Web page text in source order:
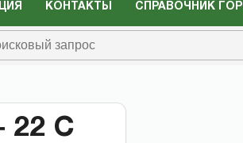
КОНТАКТЫ СПРАВОЧНИК
22 С